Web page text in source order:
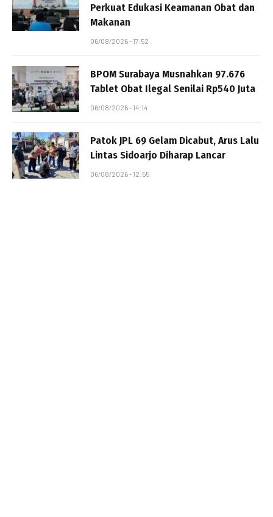
Perkuat Edukasi Keamanan Obat dan
Makanan
06/08/2026 - 17:52
BPOM Surabaya Musnahkan 97.676
Tablet Obat Ilegal Senilai Rp540 Juta
06/08/2026 - 14:14
Patok JPL 69 Gelam Dicabut, Arus Lalu
Lintas Sidoarjo Diharap Lancar
06/08/2026 - 12:55